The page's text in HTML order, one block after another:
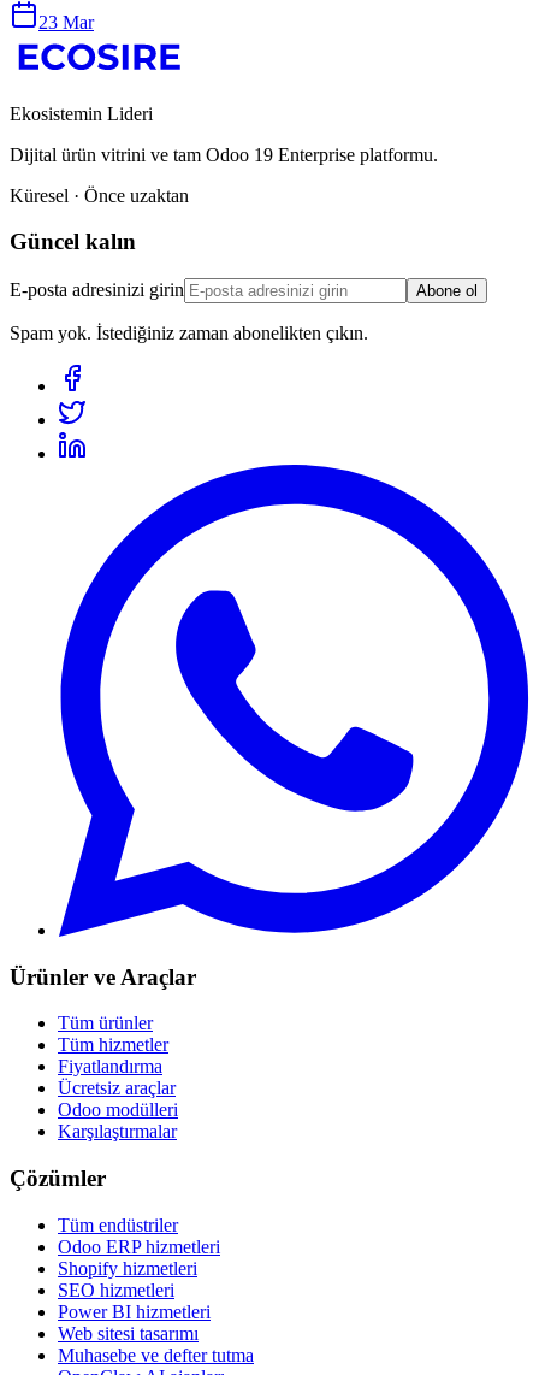
23 Mar
Ekosistemin Lideri
Dijital ürün vitrini ve tam Odoo 19 Enterprise platformu.
Küresel · Önce uzaktan
Güncel kalın
E-posta adresinizi girin Abone ol
Spam yok. İstediğiniz zaman abonelikten çıkın.
Ürünler ve Araçlar
Tüm ürünler
Tüm hizmetler
Fiyatlandırma
Ücretsiz araçlar
Odoo modülleri
Karşılaştırmalar
Çözümler
Tüm endüstriler
Odoo ERP hizmetleri
Shopify hizmetleri
SEO hizmetleri
Power BI hizmetleri
Web sitesi tasarımı
Muhasebe ve defter tutma